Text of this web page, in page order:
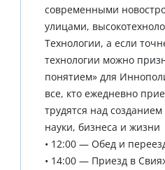
современными
улицами,
Технологии, а если
технологии можно
понятием» для
все, кто ежедневно
трудятся над
науки, бизнеса и жизни
• 12:00 — Обед и
• 14:00 — Приезд в